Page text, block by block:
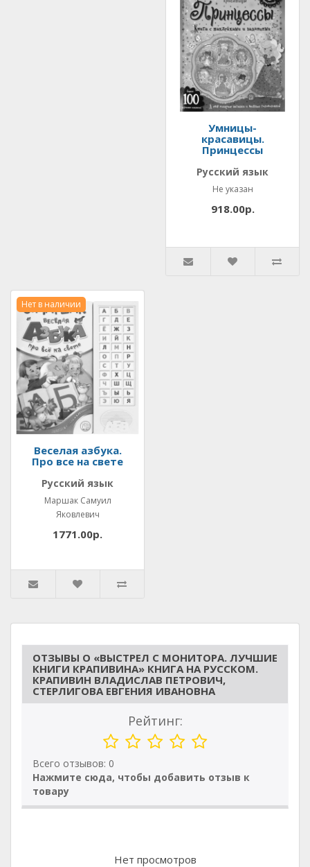
Умницы-
красавицы.
Принцессы
Русский язык
Не указан
918.00р.
Нет в наличии
Веселая азбука.
Про все на свете
Русский язык
Маршак Самуил
Яковлевич
1771.00р.
ОТЗЫВЫ О «ВЫСТРЕЛ С МОНИТОРА. ЛУЧШИЕ
КНИГИ КРАПИВИНА» КНИГА НА РУССКОМ.
КРАПИВИН ВЛАДИСЛАВ ПЕТРОВИЧ,
СТЕРЛИГОВА ЕВГЕНИЯ ИВАНОВНА
Рейтинг:
Всего отзывов: 0
Нажмите сюда, чтобы добавить отзыв к
товару
Нет просмотров